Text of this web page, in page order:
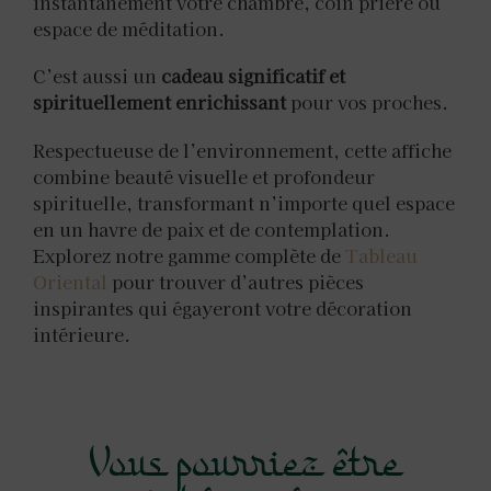
espace de méditation.
C’est aussi un cadeau significatif et
spirituellement enrichissant pour vos proches.
Respectueuse de l’environnement, cette affiche
combine beauté visuelle et profondeur
spirituelle, transformant n’importe quel espace
en un havre de paix et de contemplation.
Explorez notre gamme complète de Tableau
Oriental pour trouver d’autres pièces
inspirantes qui égayeront votre décoration
intérieure.
Vous pourriez être